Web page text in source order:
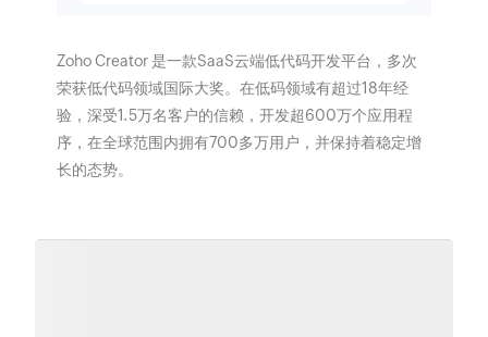
Zoho Creator 是一款SaaS云端低代码开发平台，多次
荣获低代码领域国际大奖。在低码领域有超过18年经
验，深受1.5万名客户的信赖，开发超600万个应用程
序，在全球范围内拥有700多万用户，并保持着稳定增
长的态势。